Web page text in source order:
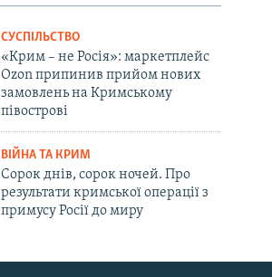
СУСПІЛЬСТВО
«Крим – не Росія»: маркетплейс
Ozon припинив прийом нових
замовлень на Кримському
півострові
ВІЙНА ТА КРИМ
Сорок днів, сорок ночей. Про
результати кримської операції з
примусу Росії до миру